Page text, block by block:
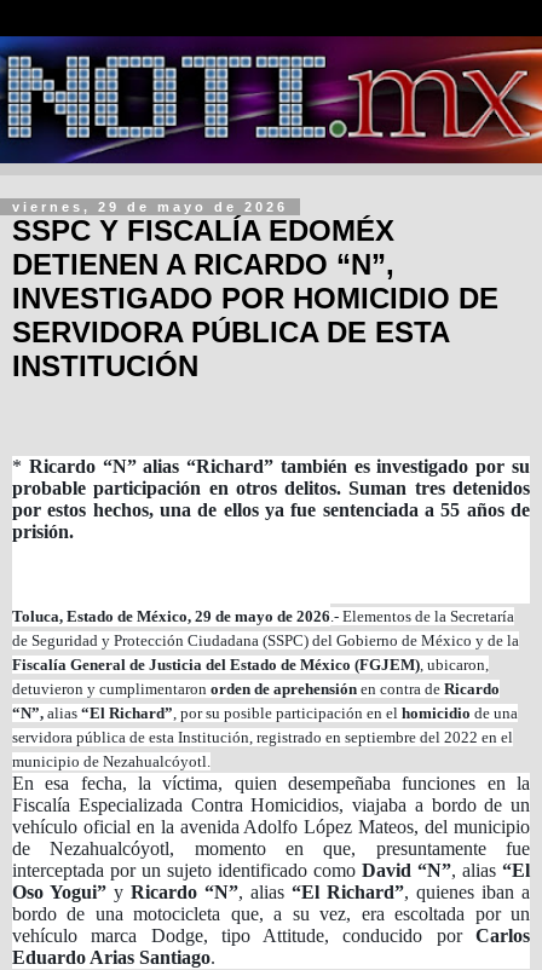
viernes, 29 de mayo de 2026
SSPC Y FISCALÍA EDOMÉX
DETIENEN A RICARDO “N”,
INVESTIGADO POR HOMICIDIO DE
SERVIDORA PÚBLICA DE ESTA
INSTITUCIÓN
* Ricardo “N” alias “Richard” también es investigado por su
probable participación en otros delitos. Suman tres detenidos
por estos hechos, una de ellos ya fue sentenciada a 55 años de
prisión.
Toluca, Estado de México, 29 de mayo de 2026.- Elementos de la Secretaría
de Seguridad y Protección Ciudadana (SSPC) del Gobierno de México y de la
Fiscalía General de Justicia del Estado de México (FGJEM), ubicaron,
detuvieron y cumplimentaron orden de aprehensión en contra de Ricardo
“N”, alias “El Richard”, por su posible participación en el homicidio de una
servidora pública de esta Institución, registrado en septiembre del 2022 en el
municipio de Nezahualcóyotl.
En esa fecha, la víctima, quien desempeñaba funciones en la
Fiscalía Especializada Contra Homicidios, viajaba a bordo de un
vehículo oficial en la avenida Adolfo López Mateos, del municipio
de Nezahualcóyotl, momento en que, presuntamente fue
interceptada por un sujeto identificado como David “N”, alias “El
Oso Yogui” y Ricardo “N”, alias “El Richard”, quienes iban a
bordo de una motocicleta que, a su vez, era escoltada por un
vehículo marca Dodge, tipo Attitude, conducido por Carlos
Eduardo Arias Santiago.